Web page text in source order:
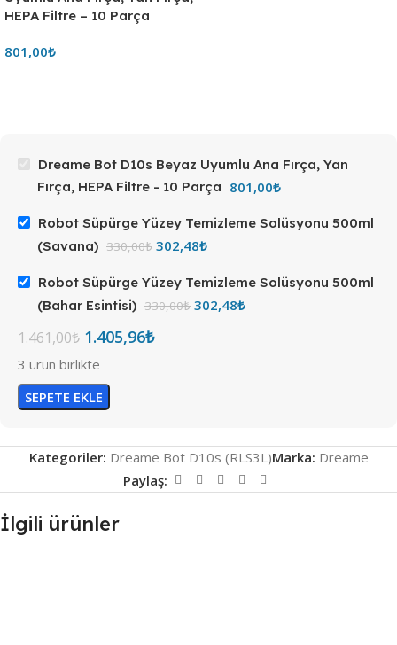
HEPA Filtre – 10 Parça
801,00₺
Dreame Bot D10s Beyaz Uyumlu Ana Fırça, Yan
Fırça, HEPA Filtre - 10 Parça 801,00₺
Robot Süpürge Yüzey Temizleme Solüsyonu 500ml
(Savana) 330,00₺ 302,48₺
Robot Süpürge Yüzey Temizleme Solüsyonu 500ml
(Bahar Esintisi) 330,00₺ 302,48₺
1.461,00₺ 1.405,96₺
3 ürün birlikte
SEPETE EKLE
Kategoriler: Dreame Bot D10s (RLS3L)Marka: Dreame
Paylaş:
İlgili ürünler